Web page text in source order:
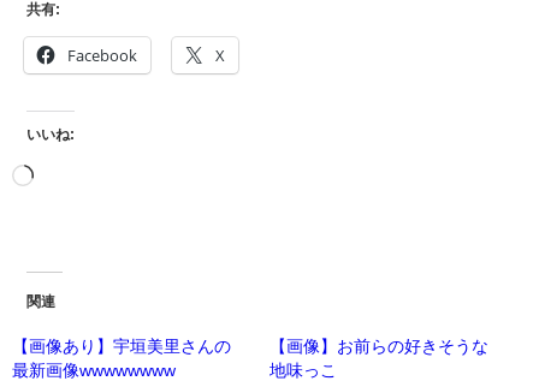
共有:
Facebook X
いいね:
関連
【画像あり】宇垣美里さんの
最新画像wwwwwwww
【画像】お前らの好きそうな
地味っこ